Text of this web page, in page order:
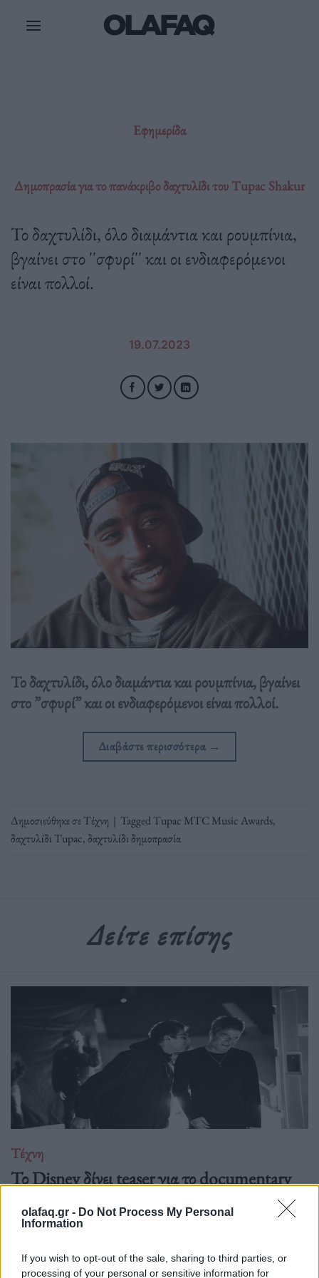
olafaq.gr - Do Not Process My Personal
Information
If you wish to opt-out of the sale, sharing to third parties, or
processing of your personal or sensitive information for
Εφημερίδα
Δημοπρασία για το πανάκριβο δαχτυλίδι του Tupac Shakur
Το δαχτυλίδι, όλο διαμάντια και ρουμπίνια,
βγαίνει στο ''σφυρί'' και οι ενδιαφερόμενοι
είναι πολλοί.
19.07.2023
Το δαχτυλίδι, όλο διαμάντια και ρουμπίνια, βγαίνει
στο ”σφυρί” και οι ενδιαφερόμενοι είναι πολλοί.
Διαβάστε περισσότερα →
Δημοσιεύθηκε σεΤέχνη | TaggedTupac MTC Music Awards,
δαχτυλίδι Tupac,δαχτυλίδι δημοπρασία
Δείτε επίσης
Τέχνη
Το Disney δίνει teaser για το documentary
07.07.26
Το "Don’t Look Back in Anger" καταγράφει την επανένωση
των Oasis και την sold-out περιοδεία “Oasis Live